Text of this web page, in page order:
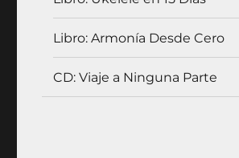
Libro: Armonía Desde Cero
CD: Viaje a Ninguna Parte